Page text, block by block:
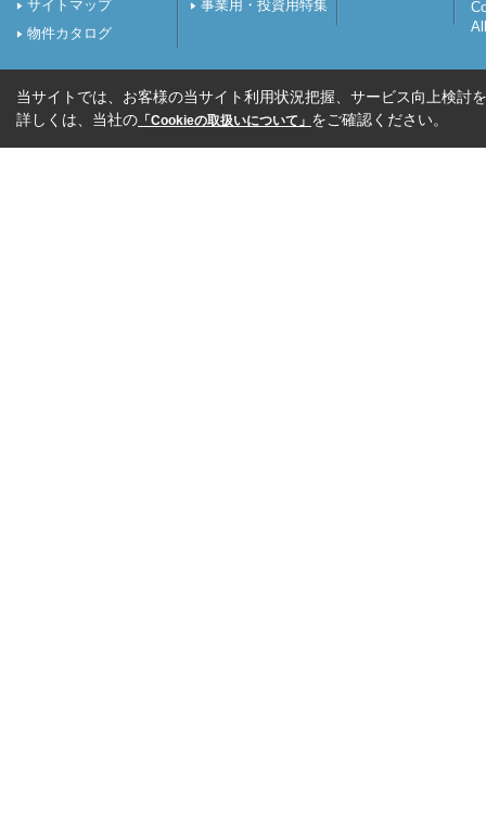
サイトマップ
物件カタログ
事業用・投資用特集
当サイトでは、お客様の当サイト利用状況把握、サービス向上検討
詳しくは、当社の 「Cookieの取扱いについて」 をご確認ください。